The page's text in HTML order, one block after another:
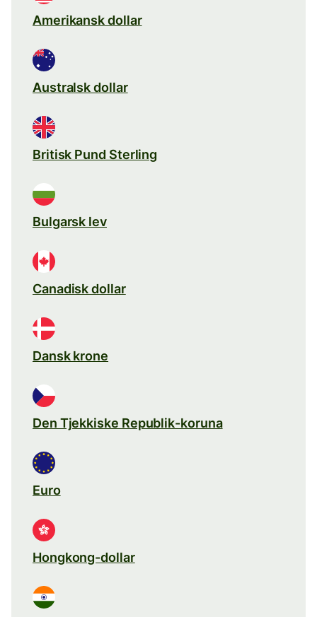
Amerikansk dollar
Australsk dollar
Britisk Pund Sterling
Bulgarsk lev
Canadisk dollar
Dansk krone
Den Tjekkiske Republik-koruna
Euro
Hongkong-dollar